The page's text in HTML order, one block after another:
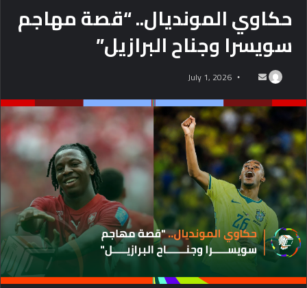
حكاوي المونديال.. “قصة مهاجم
سويسرا وجناح البرازيل”
n
d
a
n
e
m
a
i
l
July 1, 2026